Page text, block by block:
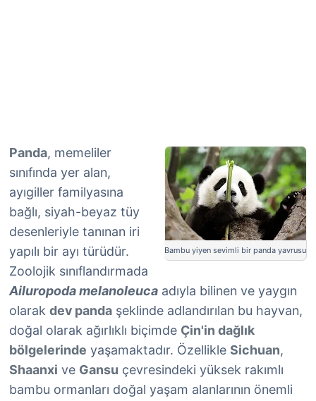
Bambu yiyen sevimli bir panda yavrusu
Panda, memeliler
sınıfında yer alan,
ayıgiller familyasına
bağlı, siyah-beyaz tüy
desenleriyle tanınan iri
yapılı bir ayı türüdür.
Zoolojik sınıflandırmada
Ailuropoda melanoleuca adıyla bilinen ve yaygın
olarak dev panda şeklinde adlandırılan bu hayvan,
doğal olarak ağırlıklı biçimde Çin'in dağlık
bölgelerinde yaşamaktadır. Özellikle Sichuan,
Shaanxi ve Gansu çevresindeki yüksek rakımlı
bambu ormanları doğal yaşam alanlarının önemli